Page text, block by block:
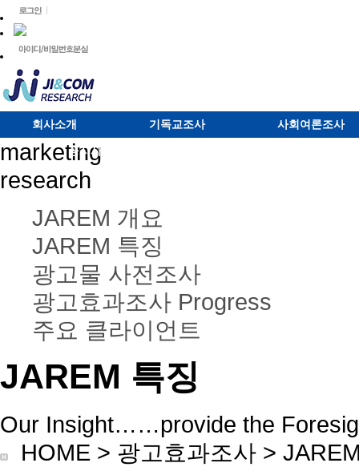
회사소개 기독교조사 사회여론조사
공지사항
marketing
research
JAREM 개요
JAREM 특징
광고물 사전조사
광고효과조사 Progress
주요 클라이언트
JAREM 특징
Our Insight……provide the
HOME > 광고효과조사 >